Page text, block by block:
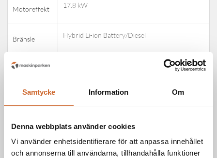
Samtycke Information Om
Denna webbplats använder cookies
Vi använder enhetsidentifierare för att anpassa innehållet
och annonserna till användarna, tillhandahålla funktioner
Motoreffekt 17.8 kW
Bränsle Hybrid Li-ion Battery/Diesel
Volym
Transmission Dual pedal-operation
19.5 km/h